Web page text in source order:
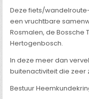
Deze fiets/
een vruchtbare
Rosmalen, de Bossche
Hertogenbosch.
In deze meer dan
buitenactiviteit die zeer
Bestuur